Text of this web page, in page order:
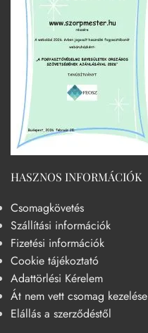
HASZNOS INFORMÁCIÓK
Csomagkövetés
Szállítási információk
Fizetési információk
Cookie tájékoztató
Adattörlési Kérelem
Át nem vett csomag kezelése
Elállás a szerződéstől